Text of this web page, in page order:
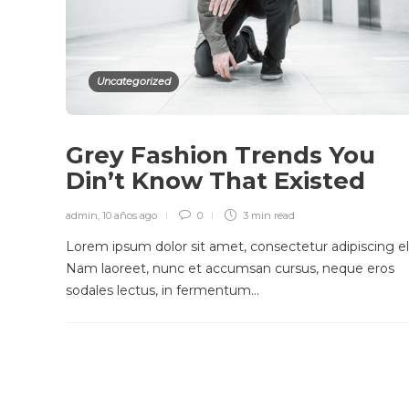
Uncategorized
Grey Fashion Trends You
Din’t Know That Existed
admin 10 años ago 0 3 min read
Lorem ipsum dolor sit amet, consectetur adipiscing
Nam laoreet, nunc et accumsan cursus, neque eros
sodales lectus, in fermentum…